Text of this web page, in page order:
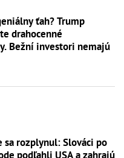
ťah? Trump
drahocenné
Bežní investori nemajú
sa rozplynul: Slováci po
podľahli USA a zahrajú